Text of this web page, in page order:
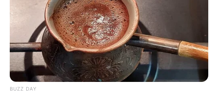
Revista Artesanato
05/05/2022
Recomendados para você
BUZZ DAY